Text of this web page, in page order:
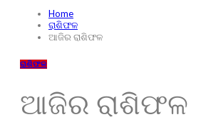
Home
ରାଶିଫଳ
ଆଜିର ରାଶିଫଳ
ରାଶିଫଳ
ଆଜିର ରାଶିଫଳ